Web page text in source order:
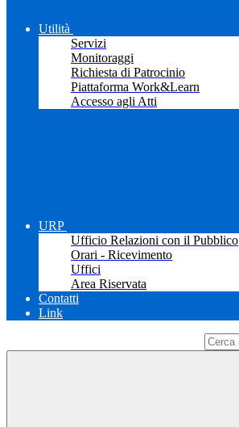
Utilità
Servizi
Monitoraggi
Richiesta di Patrocinio
Piattaforma Work&Learn
Accesso agli Atti
URP
Ufficio Relazioni con il Pubblico
Orari - Ricevimento
Uffici
Area Riservata
Contatti
Link